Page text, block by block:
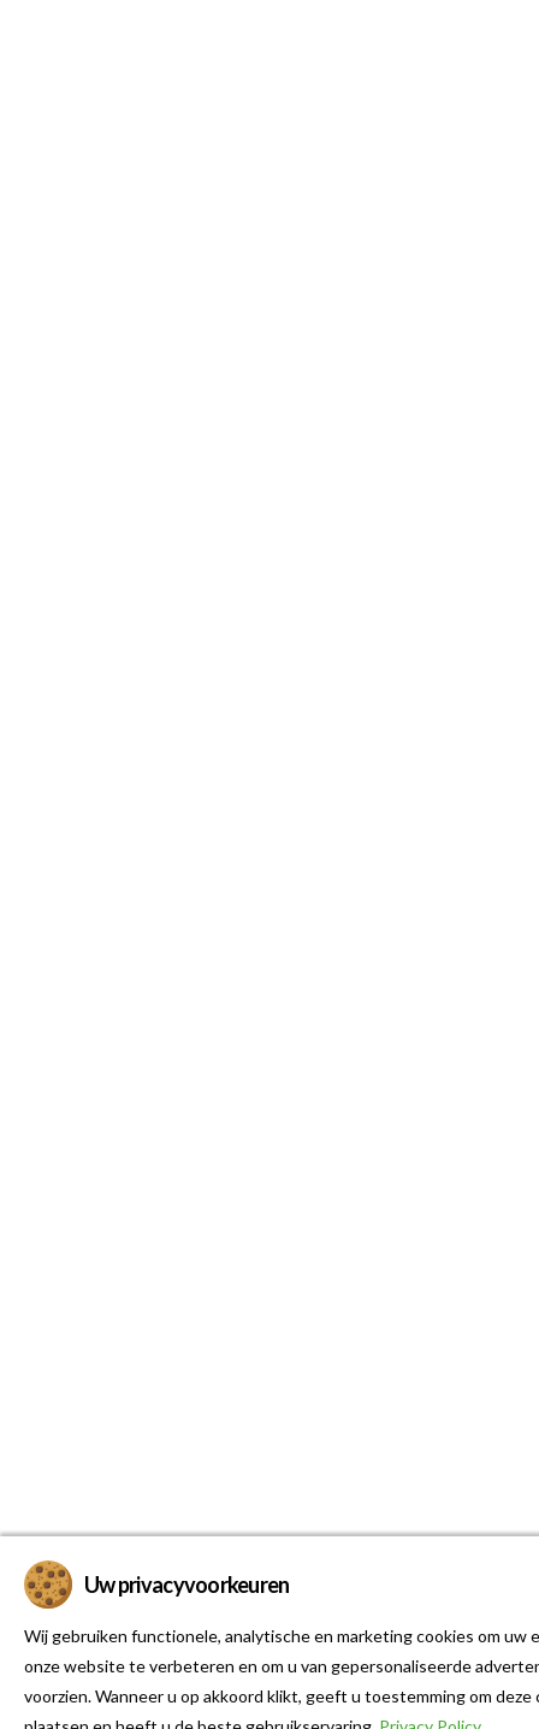
Uw privacyvoorkeuren
Wij gebruiken functionele, analytische en marketing cookies om uw
onze website te verbeteren en om u van gepersonaliseerde
voorzien. Wanneer u op akkoord klikt, geeft u toestemming om deze